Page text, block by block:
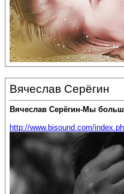
Вячеслав Серёгин
Вячеслав Серёгин-Мы
http://www.bisound.com/